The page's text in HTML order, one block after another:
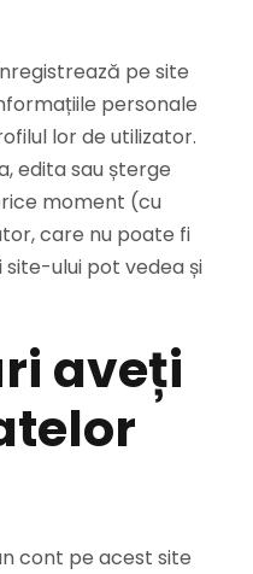
pe site
personale
lor de utilizator.
edita sau șterge
moment (cu
care nu poate fi
ului pot vedea și
aveți
cont pe acest site